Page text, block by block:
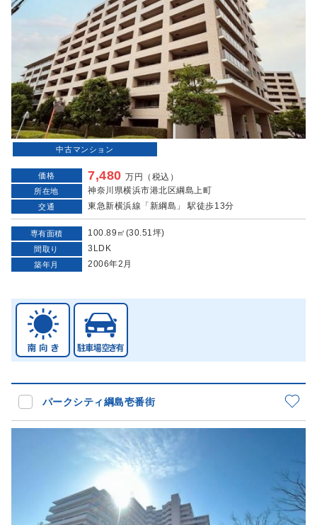
中古マンション
価格 7,480万円（税込）
所在地 神奈川県横浜市港北区綱島上町
交通 東急新横浜線「新綱島」 駅徒歩13分
専有面積 100.89㎡(30.51坪)
間取り 3LDK
築年月 2006年2月
パークシティ綱島壱番街